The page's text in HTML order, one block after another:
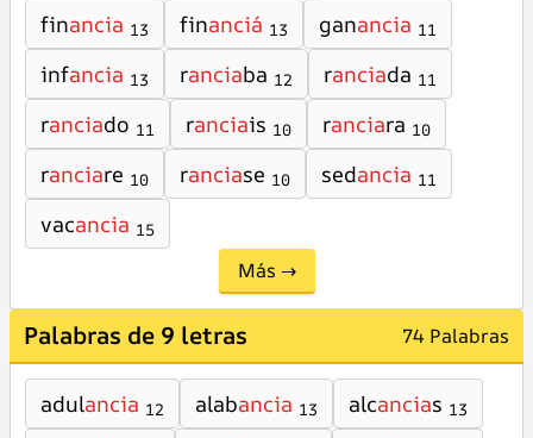
financia 13 financiá 13 ganancia 11
infancia 13 ranciaba 12 ranciada 11
ranciado 11 ranciais 10 ranciara 10
ranciare 10 ranciase 10 sedancia 11
vacancia 15
Más →
Palabras de 9 letras 74 Palabras
adulancia 12 alabancia 13 alcancias 13